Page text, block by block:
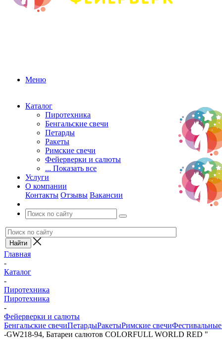
Меню
Каталог
Пиротехника
Бенгальские свечи
Петарды
Ракеты
Римские свечи
Фейерверки и салюты
... Показать все
Услуги
О компании
Контакты Отзывы Вакансии
Главная
-
Каталог
-
Пиротехника
Пиротехника
-
Фейерверки и салюты
Бенгальские свечиПетардыРакетыРимские свечи
-GW218-94, Батареи салютов COLORFULL WORLD RED "